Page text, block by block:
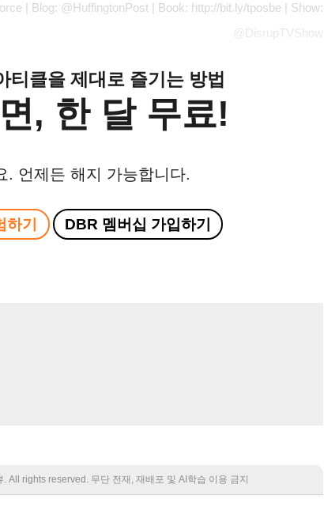
| Blog: @HuffingtonPost | Book: http://bit.ly/tposbe | Show:
@DisrupTVShow
티클을 제대로 즐기는 방법
, 한 달 무료!
. 언제든 해지 가능합니다.
기 DBR 멤버십 가입하기
All rights reserved. 무단 전재, 재배포 및 AI학습 이용 금지